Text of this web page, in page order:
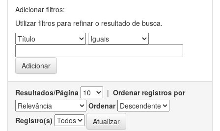
Adicionar filtros:
Utilizar filtros para refinar o resultado de busca.
Resultados/Página | Ordenar registros por
Ordenar
Registro(s)